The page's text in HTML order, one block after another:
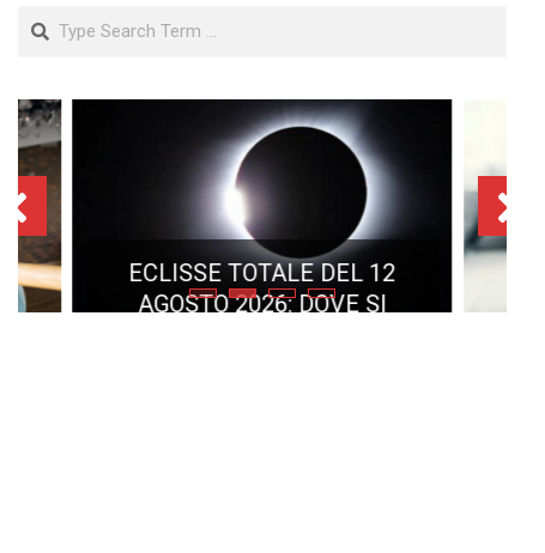
Search
ECLISSE TOTALE DEL 12
AGOSTO 2026: DOVE SI
POTRÀ VEDERE